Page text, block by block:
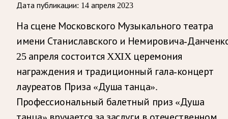
Дата публикации: 14 апреля 2023
На сцене Московского Музыкального театра
имени Станиславского и Немировича-
25 апреля состоится XXIX церемония
награждения и традиционный гала-концерт
лауреатов Приза «Душа танца».
Профессиональный балетный приз «Душа